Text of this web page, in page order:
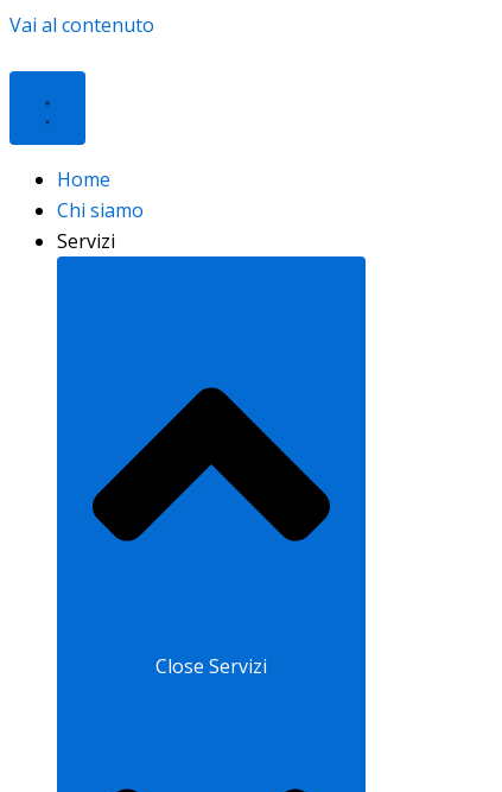
Vai al contenuto
Home
Chi siamo
Servizi
Close Servizi